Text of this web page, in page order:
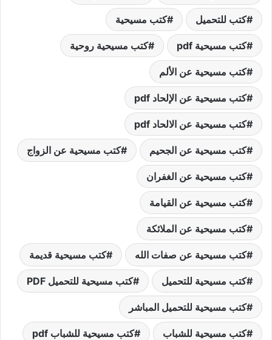
كتب للتحميل كتب مسيحية
كتب مسيحية pdf كتب مسيحية روحية
كتب مسيحية عن الألم
كتب مسيحية عن الإلحاد pdf
كتب مسيحية عن الالحاد pdf
كتب مسيحية عن الجحيم كتب مسيحية عن الزواج
كتب مسيحية عن الغفران
كتب مسيحية عن القيامة
كتب مسيحية عن الملائكة
كتب مسيحية عن صفات الله كتب مسيحية قديمة
كتب مسيحية للتحميل كتب مسيحية للتحميل PDF
كتب مسيحية للتحميل المباشر
كتب مسيحية للشباب كتب مسيحية للشباب pdf